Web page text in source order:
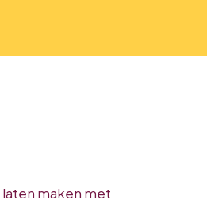
maken met